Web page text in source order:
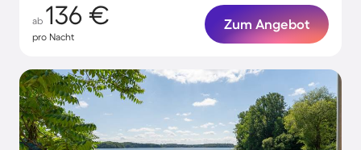
ab 136 €
pro Nacht
Zum Angebot